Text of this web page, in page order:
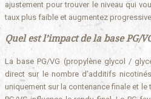
ajustement pour trouver le niveau qui
taux plus faible et augmentez
Quel est l’impact de la base PG/
La base PG/VG (propylène glycol /
direct sur le nombre d’additifs
uniquement sur la contenance finale et le